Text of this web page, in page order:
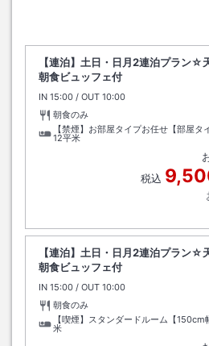
【連泊】土日・日月2連泊プラン☆
朝食ビュッフェ付
IN チェックイン
15:00 / OUT チェックアウト
10:00
朝食のみ
【禁煙】お部屋タイプお任せ【部屋タ
12平米
税込
【連泊】土日・日月2連泊プラン☆
朝食ビュッフェ付
IN チェックイン
15:00 / OUT チェックアウト
10:00
朝食のみ
【喫煙】スタンダードルーム【150cm
米